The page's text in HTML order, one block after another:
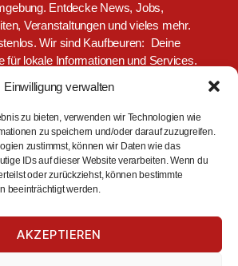
Einwilligung verwalten
zu bieten, verwenden wir Technologien wie
zu speichern und/oder darauf zuzugreifen.
zustimmst, können wir Daten wie das
IDs auf dieser Website verarbeiten. Wenn du
oder zurückziehst, können bestimmte
beeinträchtigt werden.
AKZEPTIEREN
Entdecke News, Jobs,
Veranstaltungen und vieles mehr.
Wir sind Kaufbeuren: Deine
für lokale Informationen und Services.